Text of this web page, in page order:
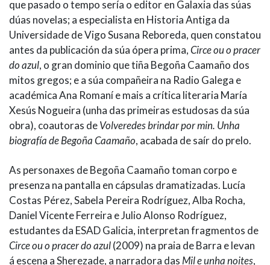
que pasado o tempo sería o editor en Galaxia das súas
dúas novelas; a especialista en Historia Antiga da
Universidade de Vigo Susana Reboreda, quen constatou
antes da publicación da súa ópera prima,Circe ou o pracer
do azul, o gran dominio que tiña Begoña Caamaño dos
mitos gregos; e a súa compañeira na Radio Galega e
académica Ana Romaní e mais a crítica literaria María
Xesús Nogueira (unha das primeiras estudosas da súa
obra), coautoras deVolveredes brindar por min. Unha
biografía de Begoña Caamaño, acabada de saír do prelo.
As personaxes de Begoña Caamaño toman corpo e
presenza na pantalla en cápsulas dramatizadas. Lucía
Costas Pérez, Sabela Pereira Rodríguez, Alba Rocha,
Daniel Vicente Ferreira e Julio Alonso Rodríguez,
estudantes da ESAD Galicia, interpretan fragmentos de
Circe ou o pracer do azul(2009) na praia de Barra e levan
á escena a Sherezade, a narradora das Mil e unha noites,